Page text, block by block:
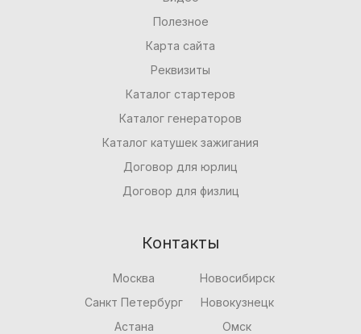
Полезное
Карта сайта
Реквизиты
Каталог стартеров
Каталог генераторов
Каталог катушек зажигания
Договор для юрлиц
Договор для физлиц
Контакты
Москва
Санкт Петербург
Астана
Новосибирск
Новокузнецк
Омск